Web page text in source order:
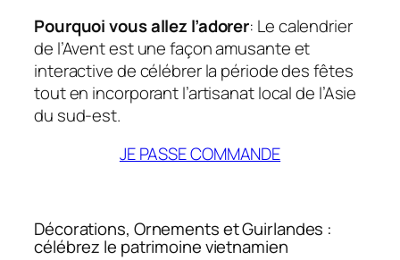
Pourquoi vous allez l’adorer: Le calendrier
de l’Avent est une façon amusante et
interactive de célébrer la période des fêtes
tout en incorporant l’artisanat local de l’Asie
du sud-est.
JE PASSE COMMANDE
Décorations, Ornements et Guirlandes :
célébrez le patrimoine vietnamien